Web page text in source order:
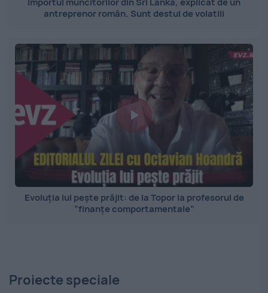
antreprenor român. Sunt destul de volatili
Evoluția lui pește prăjit: de la Topor la profesorul de
”finanțe comportamentale”
Proiecte speciale